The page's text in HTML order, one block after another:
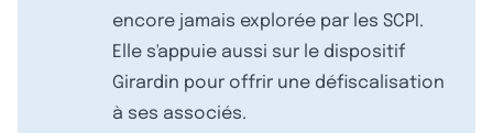
encore jamais explorée par les SCPI.
Elle s'appuie aussi sur le dispositif
Girardin pour offrir une défiscalisation
à ses associés.